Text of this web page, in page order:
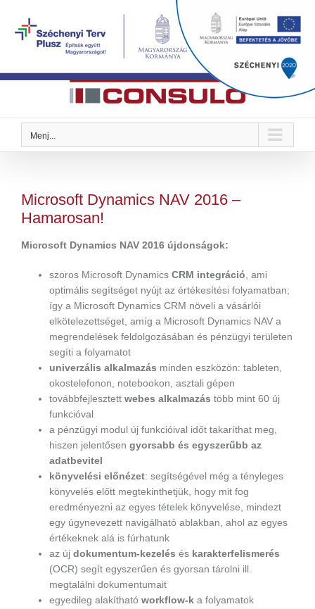
Megoldások Önre szabva
Menj...
Microsoft Dynamics NAV 2016 –
Hamarosan!
Microsoft Dynamics NAV 2016 újdonságok:
szoros Microsoft Dynamics CRM integráció, ami
optimális segítséget nyújt az értékesítési folyamatban;
így a Microsoft Dynamics CRM növeli a vásárlói
elkötelezettséget, amíg a Microsoft Dynamics NAV a
megrendelések feldolgozásában és pénzügyi területen
segíti a folyamatot
univerzális alkalmazás minden eszközön: tableten,
okostelefonon, notebookon, asztali gépen
továbbfejlesztett webes alkalmazás több mint 60 új
funkcióval
a pénzügyi modul új funkcióival időt takaríthat meg,
hiszen jelentősen gyorsabb és egyszerűbb az
adatbevitel
könyvelési előnézet: segítségével még a tényleges
könyvelés előtt megtekinthetjük, hogy mit fog
eredményezni az egyes tételek könyvelése, mindezt
egy úgynevezett navigálható ablakban, ahol az egyes
értékeknek alá is fúrhatunk
az új dokumentum-kezelés és karakterfelismerés
(OCR) segít egyszerűen és gyorsan tárolni ill.
megtalálni dokumentumait
egyedileg alakítható workflow-k a folyamatok